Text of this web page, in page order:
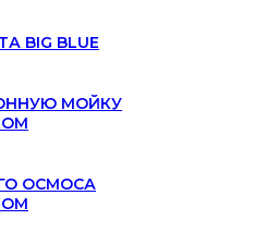
BIG BLUE
МОЙКУ
ОСМОСА